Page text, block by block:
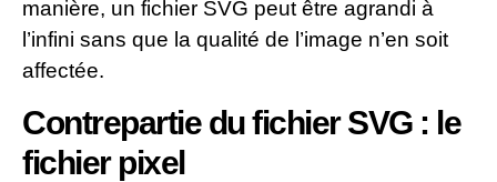
manière, un fichier SVG peut être agrandi à
l’infini sans que la qualité de l’image n’en soit
affectée.
Contrepartie du fichier SVG : le
fichier pixel